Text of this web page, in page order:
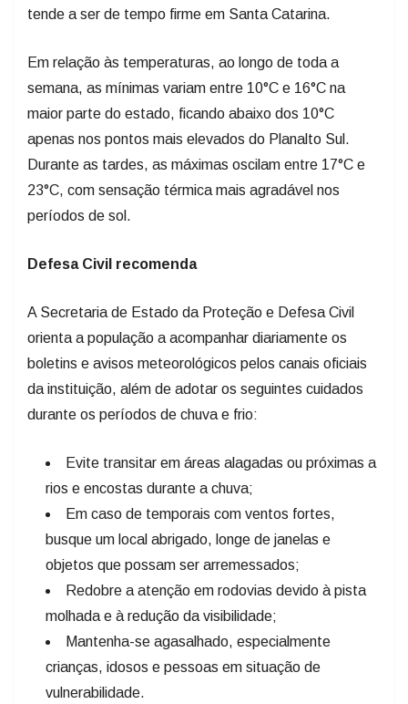
tende a ser de tempo firme em Santa Catarina.
Em relação às temperaturas, ao longo de toda a
semana, as mínimas variam entre 10°C e 16°C na
maior parte do estado, ficando abaixo dos 10°C
apenas nos pontos mais elevados do Planalto Sul.
Durante as tardes, as máximas oscilam entre 17°C e
23°C, com sensação térmica mais agradável nos
períodos de sol.
Defesa Civil recomenda
A Secretaria de Estado da Proteção e Defesa Civil
orienta a população a acompanhar diariamente os
boletins e avisos meteorológicos pelos canais oficiais
da instituição, além de adotar os seguintes cuidados
durante os períodos de chuva e frio:
Evite transitar em áreas alagadas ou próximas a
rios e encostas durante a chuva;
Em caso de temporais com ventos fortes,
busque um local abrigado, longe de janelas e
objetos que possam ser arremessados;
Redobre a atenção em rodovias devido à pista
molhada e à redução da visibilidade;
Mantenha-se agasalhado, especialmente
crianças, idosos e pessoas em situação de
vulnerabilidade.